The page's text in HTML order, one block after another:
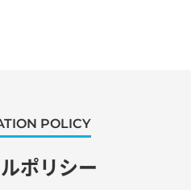
POLICY
ポリシー